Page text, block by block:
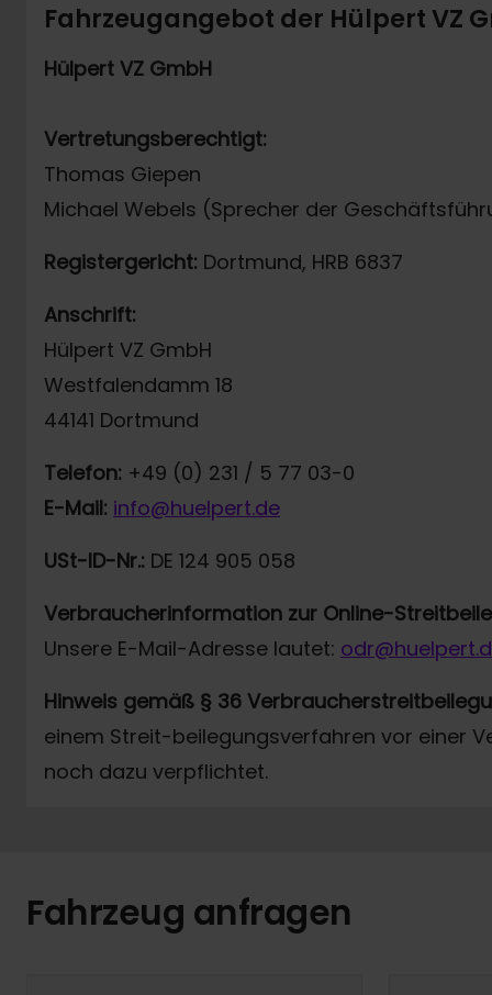
Fahrzeugangebot der Hülpert VZ
Hülpert VZ GmbH
Vertretungsberechtigt:
Thomas Giepen
Michael Webels (Sprecher der
Registergericht: Dortmund, HRB 6837
Anschrift:
Hülpert VZ GmbH
Westfalendamm 18
44141 Dortmund
Telefon: +49 (0) 231 / 5 77 03-0
E-Mail: info@huelpert.de
USt-ID-Nr.: DE 124 905 058
Verbraucherinformation zur Online-
Unsere E-Mail-Adresse lautet:
Hinweis gemäß § 36
einem Streit-beilegungsverfahren vor einer
noch dazu verpflichtet.
Fahrzeug anfragen